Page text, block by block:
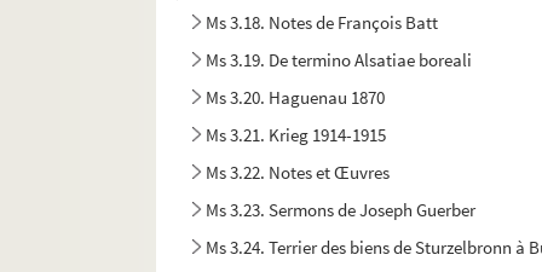
Ms 3.18. Notes de François Batt
Ms 3.19. De termino Alsatiae boreali
Ms 3.20. Haguenau 1870
Ms 3.21. Krieg 1914-1915
Ms 3.22. Notes et Œuvres
Ms 3.23. Sermons de Joseph Guerber
Ms 3.24. Terrier des biens de Sturzelbronn à